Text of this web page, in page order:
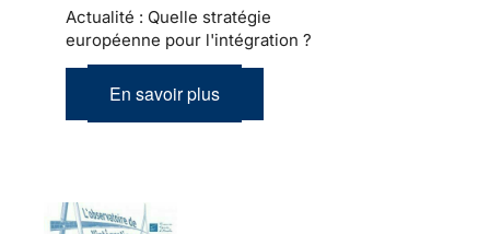
Actualité : Quelle stratégie
européenne pour l'intégration ?
En savoir plus